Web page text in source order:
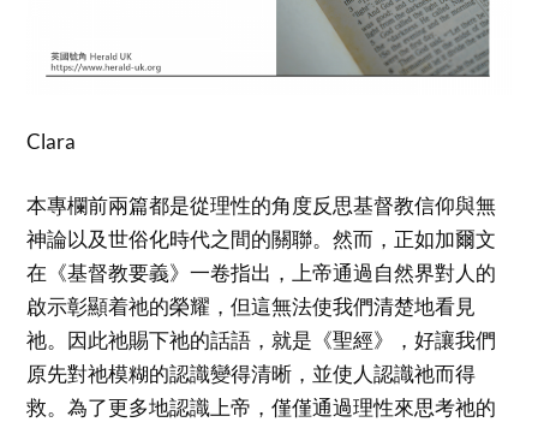
Clara
本專欄前兩篇都是從理性的角度反思基督教信仰與無
神論以及世俗化時代之間的關聯。然而，正如加爾文
在《基督教要義》一卷指出，上帝通過自然界對人的
啟示彰顯着祂的榮耀，但這無法使我們清楚地看見
祂。因此祂賜下祂的話語，就是《聖經》，好讓我們
原先對祂模糊的認識變得清晰，並使人認識祂而得
救。為了更多地認識上帝，僅僅通過理性來思考祂的